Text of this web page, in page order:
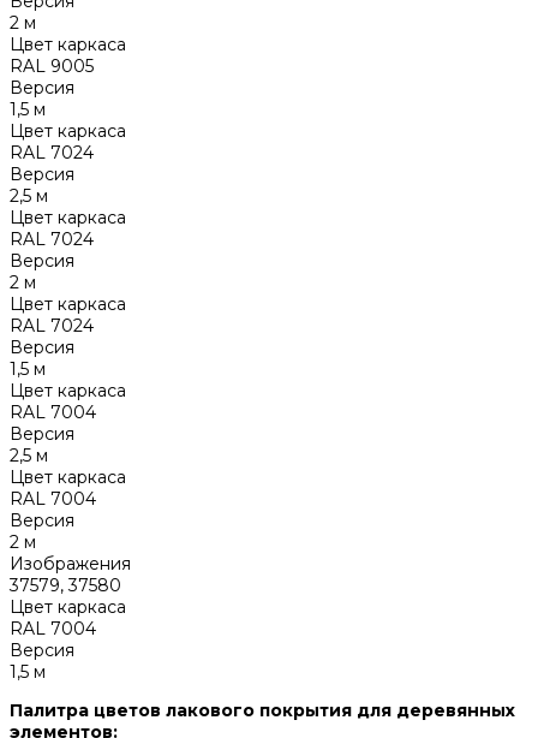
2 м
Цвет каркаса
RAL 9005
Версия
1,5 м
Цвет каркаса
RAL 7024
Версия
2,5 м
Цвет каркаса
RAL 7024
Версия
2 м
Цвет каркаса
RAL 7024
Версия
1,5 м
Цвет каркаса
RAL 7004
Версия
2,5 м
Цвет каркаса
RAL 7004
Версия
2 м
Изображения
37579, 37580
Цвет каркаса
RAL 7004
Версия
1,5 м
Палитра цветов лакового покрытия для деревянных
элементов: